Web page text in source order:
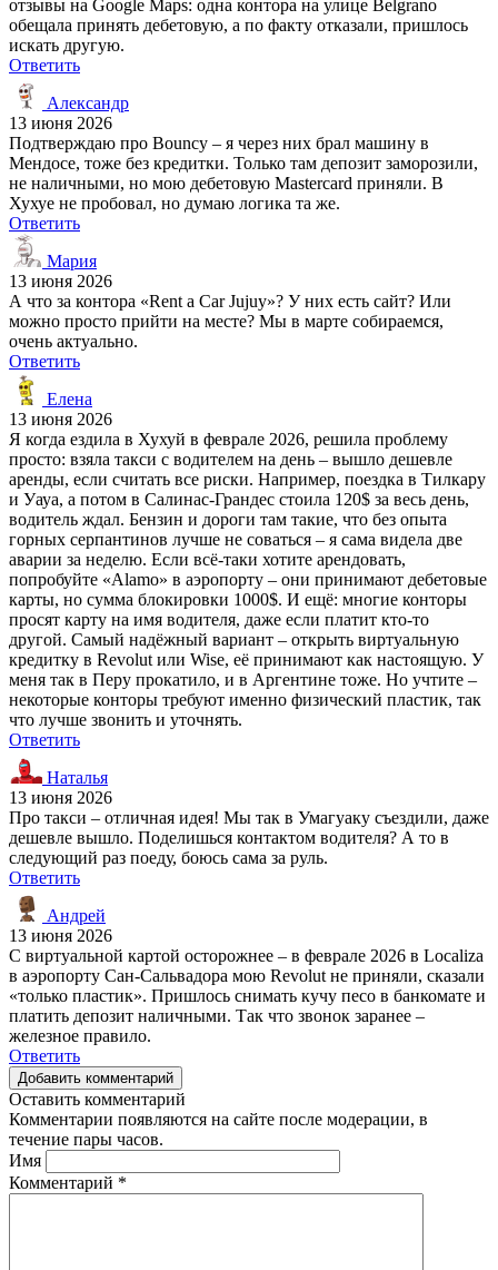
отзывы на Google Maps: одна контора на улице Belgrano
обещала принять дебетовую, а по факту отказали, пришлось
искать другую.
Ответить
Александр
13 июня 2026
Подтверждаю про Bouncy – я через них брал машину в
Мендосе, тоже без кредитки. Только там депозит заморозили,
не наличными, но мою дебетовую Mastercard приняли. В
Хухуе не пробовал, но думаю логика та же.
Ответить
Мария
13 июня 2026
А что за контора «Rent a Car Jujuy»? У них есть сайт? Или
можно просто прийти на месте? Мы в марте собираемся,
очень актуально.
Ответить
Елена
13 июня 2026
Я когда ездила в Хухуй в феврале 2026, решила проблему
просто: взяла такси с водителем на день – вышло дешевле
аренды, если считать все риски. Например, поездка в Тилкару
и Уауа, а потом в Салинас-Грандес стоила 120$ за весь день,
водитель ждал. Бензин и дороги там такие, что без опыта
горных серпантинов лучше не соваться – я сама видела две
аварии за неделю. Если всё-таки хотите арендовать,
попробуйте «Alamo» в аэропорту – они принимают дебетовые
карты, но сумма блокировки 1000$. И ещё: многие конторы
просят карту на имя водителя, даже если платит кто-то
другой. Самый надёжный вариант – открыть виртуальную
кредитку в Revolut или Wise, её принимают как настоящую. У
меня так в Перу прокатило, и в Аргентине тоже. Но учтите –
некоторые конторы требуют именно физический пластик, так
что лучше звонить и уточнять.
Ответить
Наталья
13 июня 2026
Про такси – отличная идея! Мы так в Умагуаку съездили, даже
дешевле вышло. Поделишься контактом водителя? А то в
следующий раз поеду, боюсь сама за руль.
Ответить
Андрей
13 июня 2026
С виртуальной картой осторожнее – в феврале 2026 в Localiza
в аэропорту Сан-Сальвадора мою Revolut не приняли, сказали
«только пластик». Пришлось снимать кучу песо в банкомате и
платить депозит наличными. Так что звонок заранее –
железное правило.
Ответить
Добавить комментарий
Оставить комментарий
Комментарии появляются на сайте после модерации, в
течение пары часов.
Имя
Комментарий *